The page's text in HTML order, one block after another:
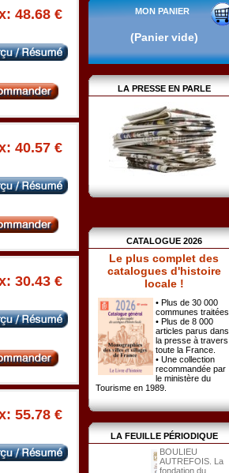
48.68 €
40.57 €
30.43 €
55.78 €
MON PANIER
(Panier vide)
LA PRESSE EN PARLE
CATALOGUE 2026
Le plus complet des
catalogues d'histoire
locale !
• Plus de 30 000
communes traitées
• Plus de 8 000
articles parus dans
la presse à travers
toute la France.
• Une collection
recommandée par
le ministère du
Tourisme en 1989.
LA FEUILLE PÉRIODIQUE
BOULIEU
AUTREFOIS. La
fondation du